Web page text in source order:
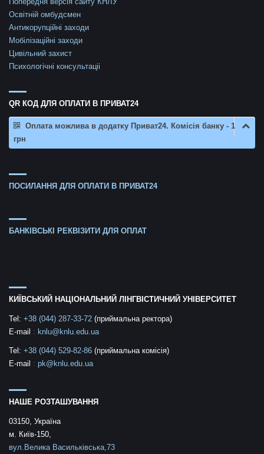
Освітній омбудсмен
Антикорупційні заходи
Мобілізаційні заходи
Цивільний захист
Психологічні консультаціі
QR КОД ДЛЯ ОПЛАТИ В ПРИВАТ24
Оплата можлива в додатку Приват24. Комісія банку - 1
грн
ПОСИЛАННЯ ДЛЯ ОПЛАТИ В ПРИВАТ24
БАНКІВСЬКІ РЕКВІЗИТИ ДЛЯ ОПЛАТ
КИЇВСЬКИЙ НАЦІОНАЛЬНИЙ ЛІНГВІСТИЧНИЙ УНІВЕРСИТЕТ
Tel: +38 (044) 287-33-72 (приймальна ректора)
E-mail : knlu@knlu.edu.ua
Tel: +38 (044) 529-82-86 (приймальна комісія)
E-mail : pk@knlu.edu.ua
НАШЕ РОЗТАШУВАННЯ
03150, Україна
м. Київ-150,
вул.Велика Васильківська,73